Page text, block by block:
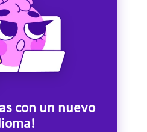
con un nuevo